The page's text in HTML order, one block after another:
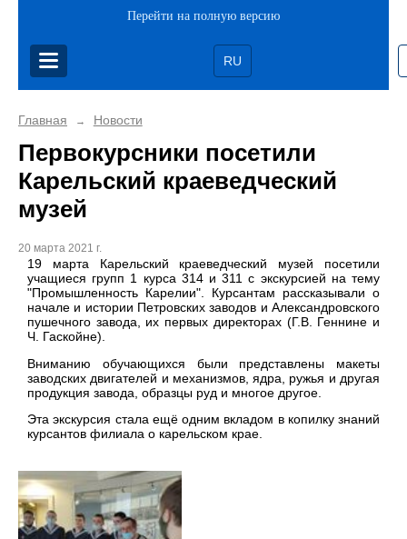
Перейти на полную версию
RU
Главная → Новости
Первокурсники посетили
Карельский краеведческий
музей
20 марта 2021 г.
19 марта Карельский краеведческий музей посетили
учащиеся групп 1 курса 314 и 311 с экскурсией на тему
"Промышленность Карелии". Курсантам рассказывали о
начале и истории Петровских заводов и Александровского
пушечного завода, их первых директорах (Г.В. Геннине и
Ч. Гаскойне).
Вниманию обучающихся были представлены макеты
заводских двигателей и механизмов, ядра, ружья и другая
продукция завода, образцы руд и многое другое.
Эта экскурсия стала ещё одним вкладом в копилку знаний
курсантов филиала о карельском крае.